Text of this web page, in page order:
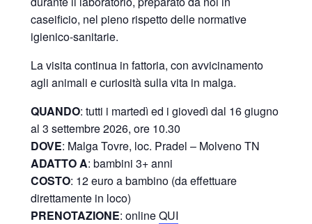
caseificio, nel pieno rispetto delle normative
igienico-sanitarie.
La visita continua in fattoria, con avvicinamento
agli animali e curiosità sulla vita in malga.
QUANDO: tutti i martedì ed i giovedì dal 16 giugno
al 3 settembre 2026, ore 10.30
DOVE: Malga Tovre, loc. Pradel – Molveno TN
ADATTO A: bambini 3+ anni
COSTO: 12 euro a bambino (da effettuare
direttamente in loco)
PRENOTAZIONE: onlineQUI